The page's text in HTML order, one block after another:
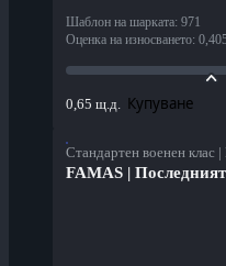
Шаблон на шарката: 971
Оценка на износването:
0,65 щ.д. Купуване
Стандартен военен клас
FAMAS |